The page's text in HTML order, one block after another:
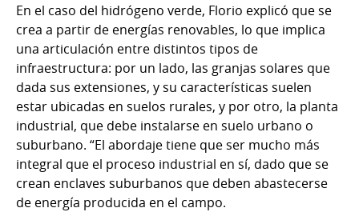
En el caso del hidrógeno verde, Florio explicó que se
crea a partir de energías renovables, lo que implica
una articulación entre distintos tipos de
infraestructura: por un lado, las granjas solares que
dada sus extensiones, y su características suelen
estar ubicadas en suelos rurales, y por otro, la planta
industrial, que debe instalarse en suelo urbano o
suburbano. “El abordaje tiene que ser mucho más
integral que el proceso industrial en sí, dado que se
crean enclaves suburbanos que deben abastecerse
de energía producida en el campo.